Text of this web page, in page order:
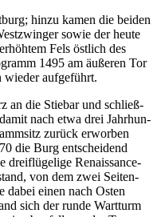
hinzu kamen die beiden
sowie der heute
Fels östlich des
1495 am äußeren Tor
wieder aufgeführt.
an die Stiebar und schließ­
nach etwa drei Jahr­hun­
zurück erworben
die Burg entschei­dend
drei­flü­ge­lige Renais­sance-
von dem zwei Seiten­
dabei einen nach Osten
sich der runde Wart­turm